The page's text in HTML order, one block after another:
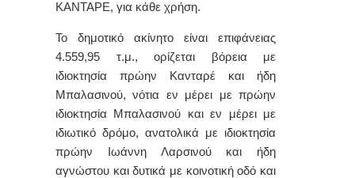
ΚΑΝΤΑΡΕ, για κάθε χρήση.
Το δημοτικό ακίνητο είναι επιφάνειας
4.559,95 τ.μ., ορίζεται βόρεια με
ιδιοκτησία πρώην Κανταρέ και ήδη
Μπαλασινού, νότια εν μέρει με πρώην
ιδιοκτησία Μπαλασινού και εν μέρει με
ιδιωτικό δρόμο, ανατολικά με ιδιοκτησία
πρώην Ιωάννη Λαρσινού και ήδη
αγνώστου και δυτικά με κοινοτική οδό και